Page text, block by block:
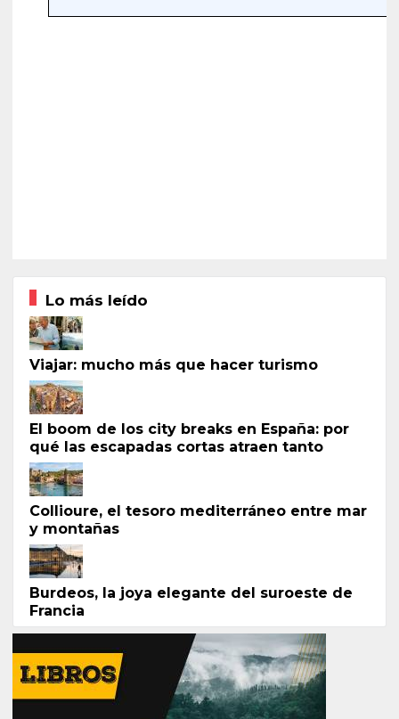
Lo más leído
Viajar: mucho más que hacer turismo
El boom de los city breaks en España: por
qué las escapadas cortas atraen tanto
Collioure, el tesoro mediterráneo entre mar
y montañas
Burdeos, la joya elegante del suroeste de
Francia